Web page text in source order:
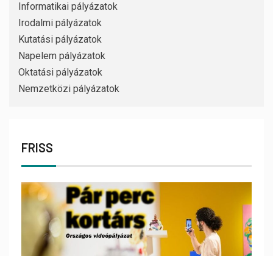
Informatikai pályázatok
Irodalmi pályázatok
Kutatási pályázatok
Napelem pályázatok
Oktatási pályázatok
Nemzetközi pályázatok
FRISS